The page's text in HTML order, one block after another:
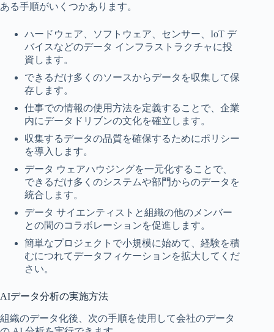
ある手順がいくつかあります。
ハードウェア、ソフトウェア、センサー、IoT デ
バイスなどのデータ インフラストラクチャに投
資します。
できるだけ多くのソースからデータを収集して保
存します。
仕事での情報の使用方法を定義することで、企業
内にデータドリブンの文化を確立します。
収集するデータの品質を確保するためにポリシー
を導入します。
データ ウェアハウジングを一元化することで、
できるだけ多くのシステムや部門からのデータを
統合します。
データ サイエンティストと組織の他のメンバー
との間のコラボレーションを促進します。
簡単なプロジェクトで小規模に始めて、経験を積
むにつれてデータフィケーションを拡大してくだ
さい。
AIデータ分析の実施方法
組織のデータ化後、次の手順を使用して会社のデータ